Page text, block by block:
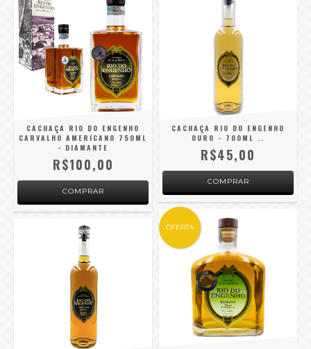
CACHAÇA RIO DO ENGENHO
CARVALHO AMERICANO 750ML
- DIAMANTE
R$100,00
CACHAÇA RIO DO ENGENHO
OURO - 700ML ..
R$45,00
OFERTA